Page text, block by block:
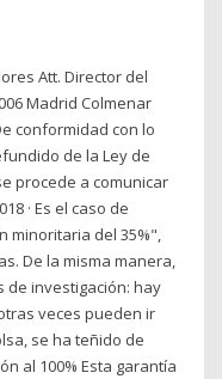
Att. Director del
Madrid Colmenar
conformidad con lo
de la Ley de
procede a comunicar
· Es el caso de
minoritaria del 35%",
De la misma manera,
de investigación: hay
veces pueden ir
se ha teñido de
al 100% Esta garantía